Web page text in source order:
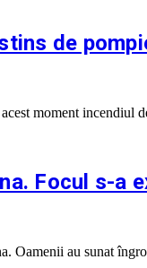
de
moment incendiul
Focul s-a
Oamenii au sunat